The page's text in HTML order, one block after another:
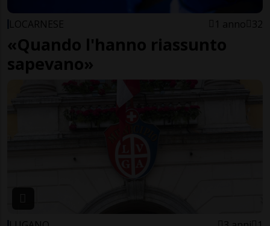
LOCARNESE 1 anno 32
«Quando l'hanno riassunto
sapevano»